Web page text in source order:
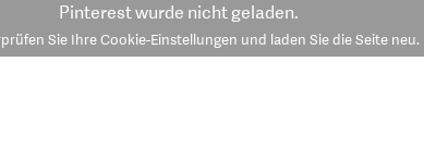
Pinterestwurde nicht geladen.
Sie Ihre Cookie-Einstellungen und laden Sie die Seite neu.